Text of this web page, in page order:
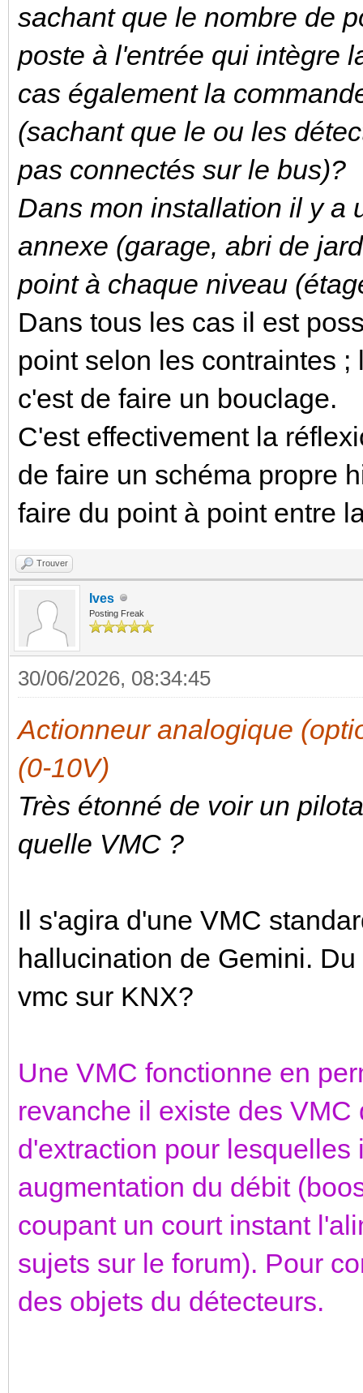
sachant que le nombre de
poste à l'entrée qui intègre
cas également la
(sachant que le ou les
pas connectés sur le bus)?
Dans mon installation il y a
annexe (garage, abri de
point à chaque niveau
Dans tous les cas il est
point selon les contraintes
c'est de faire un bouclage.
C'est effectivement la
de faire un schéma propre
faire du point à point entre
Trouver
Ives
Posting Freak
30/06/2026, 08:34:45
Actionneur analogique
(0-10V)
Très étonné de voir un
quelle VMC ?
Il s'agira d'une VMC
hallucination de Gemini.
vmc sur KNX?
Une VMC fonctionne en
revanche il existe des
d'extraction pour
augmentation du débit
coupant un court instant
sujets sur le forum). Pour
des objets du détecteurs.